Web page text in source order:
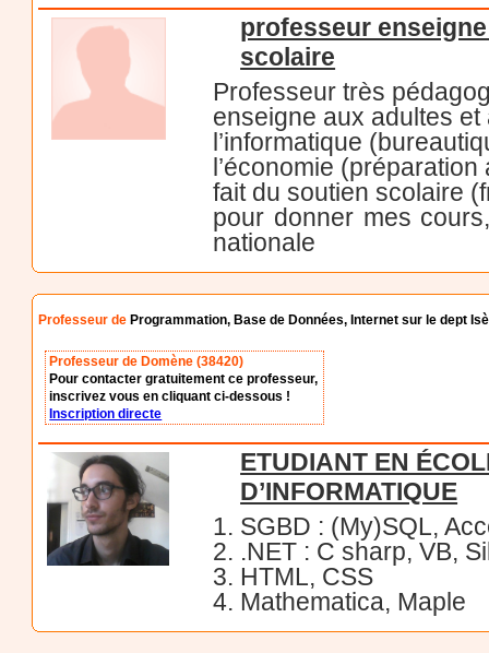
professeur
scolaire
Professeur très
enseigne aux adultes et
l’informatique
l’économie (préparation
fait du soutien scolaire
pour donner mes
nationale
Professeur deProgrammation, Base de Données, Internet sur le dept
Professeur de Domène (38420)
Pour contacter gratuitement ce professeur,
inscrivez vous en cliquant ci-dessous !
Inscription directe
ETUDIANT EN
D’INFORMATIQUE
1. SGBD : (My)SQL,
2. .NET : C sharp, VB,
3. HTML, CSS
4. Mathematica, Maple